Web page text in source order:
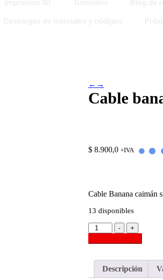
← →
Cable
$8.900,0 +IVA
Cable Banana caimán
13 disponibles
-
Cable
banana
caiman
metro
cantidad
+
Descripción